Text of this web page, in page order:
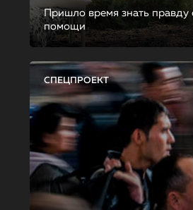
Пришло время знать правду
помощи
СПЕЦПРОЕКТ